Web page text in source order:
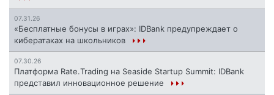
07.31.26
«Бесплатные бонусы в играх»: IDBank предупреждает о
кибератаках на школьников
07.30.26
Платформа Rate.Trading на Seaside Startup Summit: IDBank
представил инновационное решение